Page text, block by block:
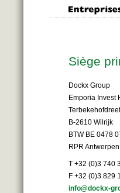
Siège
Dockx Group
Emporia Invest
B-2610 Wilrijk
BTW BE 0478
RPR Antwerpen
T +32 (0)3 740
F +32 (0)3 829
info@dockx-